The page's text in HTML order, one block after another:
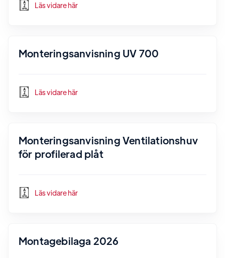
Läs vidare här
Monteringsanvisning UV 700
Läs vidare här
Monteringsanvisning Ventilationshuv
för profilerad plåt
Läs vidare här
Montagebilaga 2026